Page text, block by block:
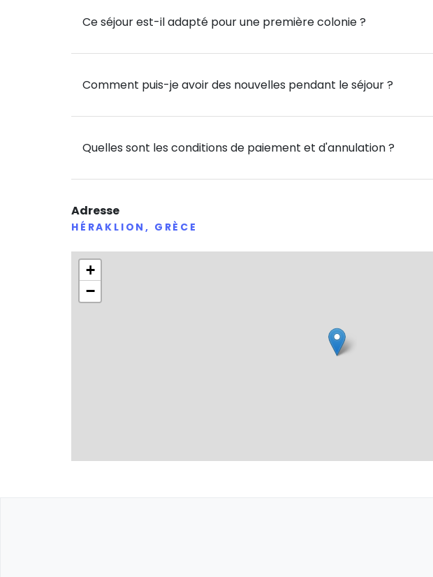
Ce séjour est-il adapté pour une première colonie ?
Comment puis-je avoir des nouvelles pendant le séjour ?
Quelles sont les conditions de paiement et d'annulation ?
Adresse
HÉRAKLION, GRÈCE
+
−